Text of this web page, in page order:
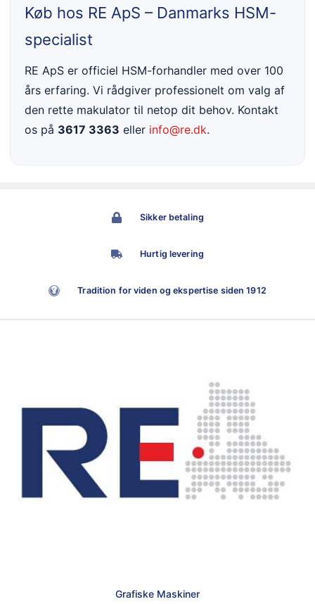
Køb hos RE ApS – Danmarks HSM-
specialist
RE ApS er officiel HSM-forhandler med over 100
års erfaring. Vi rådgiver professionelt om valg af
den rette makulator til netop dit behov. Kontakt
os på 3617 3363 eller info@re.dk.
Sikker betaling
Hurtig levering
Tradition for viden og ekspertise siden 1912
Grafiske Maskiner